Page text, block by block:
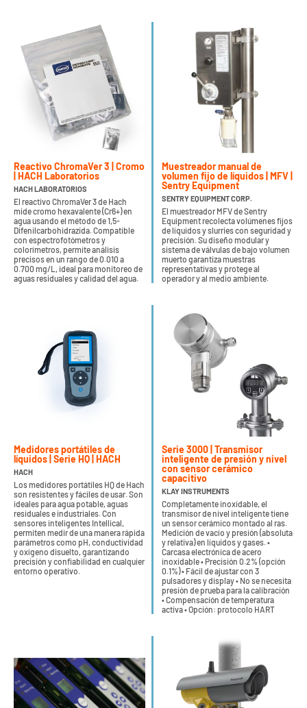
Reactivo ChromaVer 3 | Cromo
| HACH Laboratorios
HACH LABORATORIOS
El reactivo ChromaVer 3 de Hach
mide cromo hexavalente (Cr6+) en
agua usando el método de 1,5-
Difenilcarbohidrazida. Compatible
con espectrofotómetros y
colorímetros, permite análisis
precisos en un rango de 0.010 a
0.700 mg/L, ideal para monitoreo de
aguas residuales y calidad del agua.
Muestreador manual de
volumen fijo de líquidos | MFV |
Sentry Equipment
SENTRY EQUIPMENT CORP.
El muestreador MFV de Sentry
Equipment recolecta volúmenes fijos
de líquidos y slurries con seguridad y
precisión. Su diseño modular y
sistema de válvulas de bajo volumen
muerto garantiza muestras
representativas y protege al
operador y al medio ambiente.
Medidores portátiles de
líquidos | Serie HQ | HACH
HACH
Los medidores portátiles HQ de Hach
son resistentes y fáciles de usar. Son
ideales para agua potable, aguas
residuales e industriales. Con
sensores inteligentes Intellical,
permiten medir de una manera rápida
parámetros como pH, conductividad
y oxígeno disuelto, garantizando
precisión y confiabilidad en cualquier
entorno operativo.
Serie 3000 | Transmisor
inteligente de presión y nivel
con sensor cerámico
capacitivo
KLAY INSTRUMENTS
Completamente inoxidable, el
transmisor de nivel inteligente tiene
un sensor cerámico montado al ras.
Medición de vacío y presión (absoluta
y relativa) en líquidos y gases. •
Carcasa electrónica de acero
inoxidable • Precisión 0.2% (opción
0.1%) • Fácil de ajustar con 3
pulsadores y display • No se necesita
presión de prueba para la calibración
• Compensación de temperatura
activa • Opción: protocolo HART